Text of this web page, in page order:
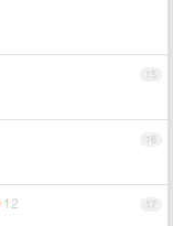
15
16
17
12